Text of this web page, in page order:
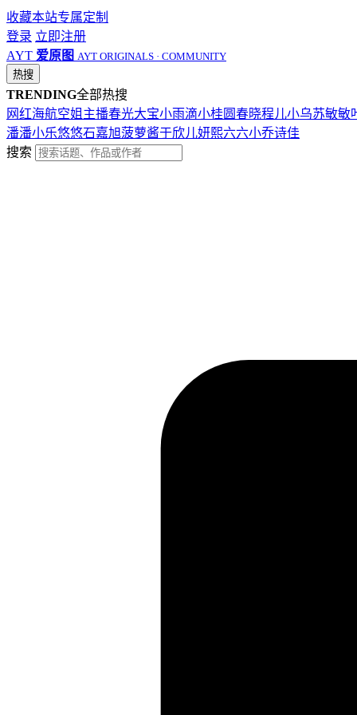
收藏本站专属定制
登录 立即注册
AYT 爱原图 AYT ORIGINALS · COMMUNITY
热搜
TRENDING全部热搜
网红海航空姐 主播春光大宝小雨滴小桂圆春晓程儿小乌苏敏敏
潘潘小乐悠悠石嘉旭菠萝酱于欣儿妍熙六六小乔诗佳
搜索